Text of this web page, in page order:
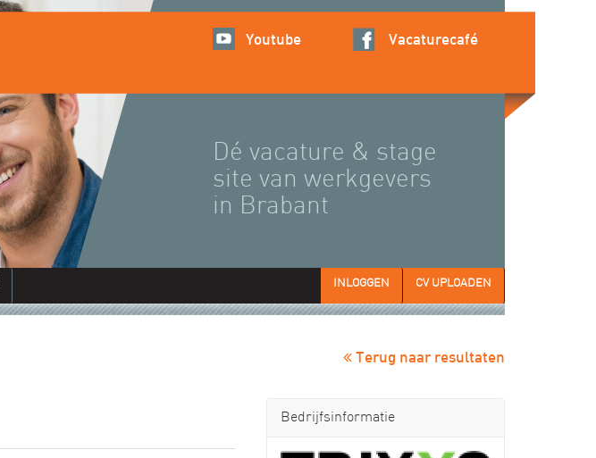
Youtube Vacaturecafé
Dé vacature & stage
site van werkgevers
in Brabant
CV UPLOADEN
INLOGGEN
Terug naar resultaten
Bedrijfsinformatie